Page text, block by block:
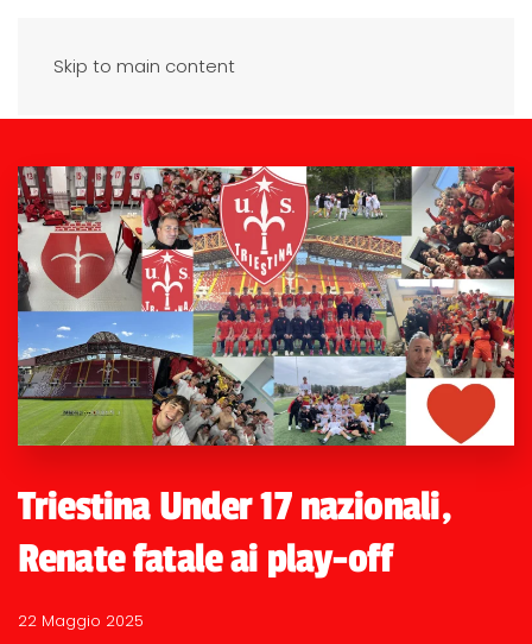
Skip to main content
Triestina Under 17 nazionali,
Renate fatale ai play-off
22 Maggio 2025